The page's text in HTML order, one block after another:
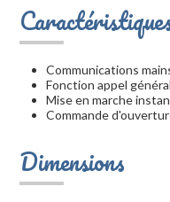
Communications
Fonction appel
Mise en marche
Commande
Dimensions